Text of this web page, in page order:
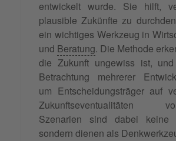
entwickelt wurde. Sie hilft,
plausible Zukünfte zu
ein wichtiges Werkzeug in
und Beratung. Die Methode
die Zukunft ungewiss ist,
Betrachtung mehrerer
um Entscheidungsträger auf
Zukunftseventualitäten
Szenarien sind dabei keine
sondern dienen als